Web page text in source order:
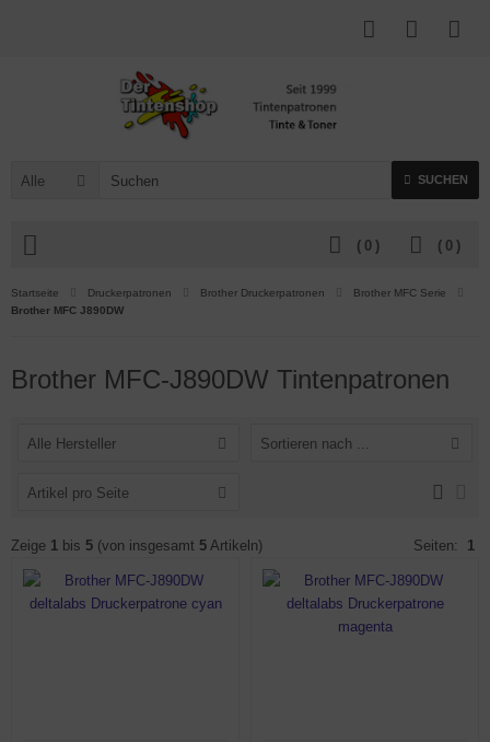
Alle SUCHEN
( 0 )
( 0 )
Startseite Druckerpatronen Brother Druckerpatronen
Brother MFC Serie
Brother MFC J890DW
Brother MFC-J890DW Tintenpatronen
Alle Hersteller Sortieren nach ...
Artikel pro Seite
Zeige 1 bis 5 (von insgesamt 5 Artikeln) Seiten: 1